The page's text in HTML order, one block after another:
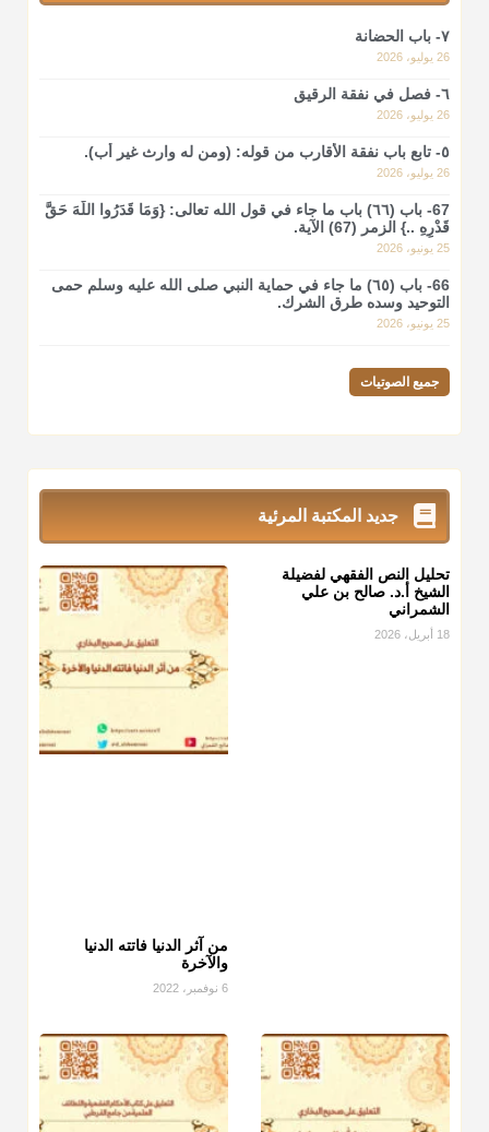
٧- باب الحضانة
26 يوليو، 2026
٦- فصل في نفقة الرقيق
26 يوليو، 2026
٥- تابع باب نفقة الأقارب من قوله: (ومن له وارث غير أب).
26 يوليو، 2026
67- باب (٦٦) باب ما جاء في قول الله تعالى: {وَمَا قَدَرُوا اللَّهَ حَقَّ
قَدْرِهِ ..} الزمر (67) الآية.
25 يونيو، 2026
66- باب (٦٥) ما جاء في حماية النبي صلى الله عليه وسلم حمى
التوحيد وسده طرق الشرك.
25 يونيو، 2026
جميع الصوتيات
جديد المكتبة المرئية
تحليل النص الفقهي لفضيلة
الشيخ أ.د. صالح بن علي
الشمراني
18 أبريل، 2026
من آثر الدنيا فاتته الدنيا
والآخرة
6 نوفمبر، 2022